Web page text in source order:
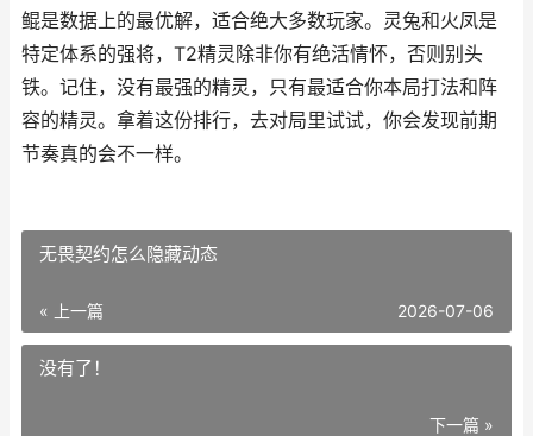
鲲是数据上的最优解，适合绝大多数玩家。灵兔和火凤是
特定体系的强将，T2精灵除非你有绝活情怀，否则别头
铁。记住，没有最强的精灵，只有最适合你本局打法和阵
容的精灵。拿着这份排行，去对局里试试，你会发现前期
节奏真的会不一样。
无畏契约怎么隐藏动态
« 上一篇 2026-07-06
没有了！
下一篇 »